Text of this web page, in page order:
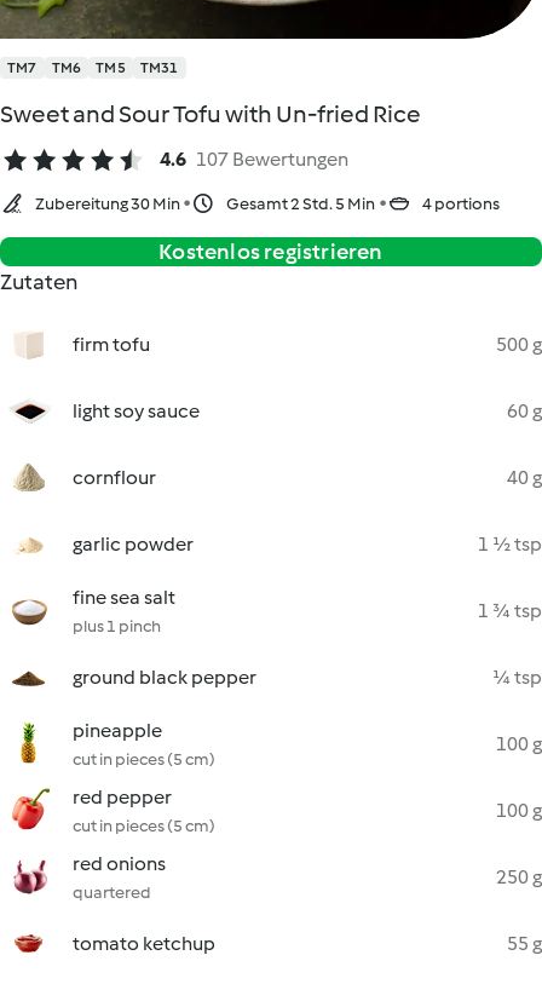
TM7 TM6 TM5 TM31
Sweet and Sour Tofu with Un-fried Rice
4.6 107 Bewertungen
Zubereitung 30 Min Gesamt 2 Std. 5 Min 4 portions
Kostenlos registrieren
Zutaten
firm tofu 500 g
light soy sauce 60 g
cornflour 40 g
garlic powder 1 ½ tsp
fine sea salt
plus 1 pinch
1 ¾ tsp
ground black pepper ¼ tsp
pineapple
cut in pieces (5 cm)
100 g
red pepper
cut in pieces (5 cm)
100 g
red onions
quartered
250 g
tomato ketchup 55 g